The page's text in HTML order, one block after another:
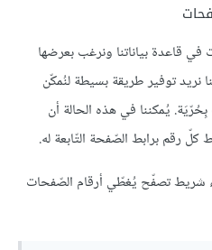
في قاعدة بياناتنا ونرغب بعرضها
نريد توفير طريقة بسيطة لنُمكّن
يُمكننا في هذه الحالة أن
رقم برابط الصّفحة التّابعة له.
شريط تصفّح يُغطّي أرقام الصّفحات